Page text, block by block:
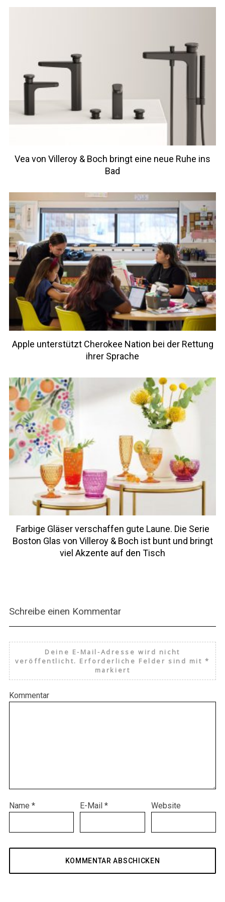
Vea von Villeroy & Boch bringt eine neue Ruhe ins
Bad
Apple unterstützt Cherokee Nation bei der Rettung
ihrer Sprache
Farbige Gläser verschaffen gute Laune. Die Serie
Boston Glas von Villeroy & Boch ist bunt und bringt
viel Akzente auf den Tisch
Schreibe einen Kommentar
Deine E-Mail-Adresse wird nicht
veröffentlicht. Erforderliche Felder sind mit*
markiert
Kommentar
Name * E-Mail* Website